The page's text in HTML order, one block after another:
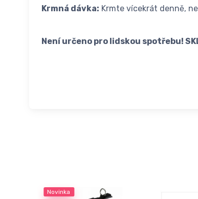
Krmná dávka: Krmte vícekrát denně,
Není určeno pro lidskou spotřebu!
Novinka